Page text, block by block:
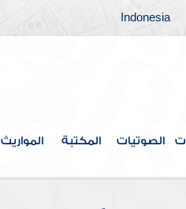
Indonesia
الصوتيات المكتبة المواريث